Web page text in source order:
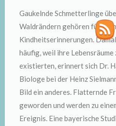
Gaukelnde Schmetterlinge
Waldrändern gehören für
Kindheitserinnerungen.
häufig, weil ihre
existierten, erinnert sich Dr.
Biologe bei der Heinz
Bild ein anderes. Flatternde
geworden und werden zu
Ereignis. Eine bayerische